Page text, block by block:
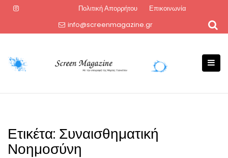
Πολιτική Απορρήτου
Επικοινωνία
info@screenmagazine.gr
Ετικέτα: Συναισθηματική
Νοημοσύνη